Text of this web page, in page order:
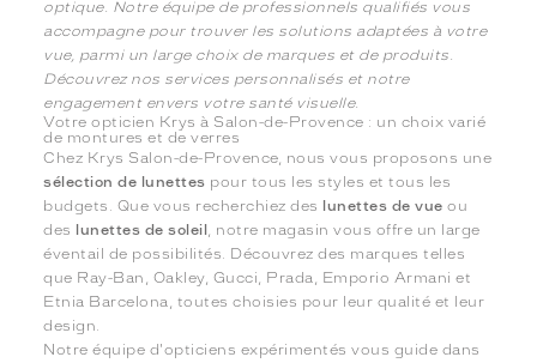
optique. Notre équipe de professionnels qualifiés vous
accompagne pour trouver les solutions adaptées à votre
vue, parmi un large choix de marques et de produits.
Découvrez nos services personnalisés et notre
engagement envers votre santé visuelle.
Votre opticien Krys à Salon-de-Provence : un choix varié
de montures et de verres
Chez Krys Salon-de-Provence, nous vous proposons une
sélection de lunettes pour tous les styles et tous les
budgets. Que vous recherchiez des lunettes de vue ou
des lunettes de soleil , notre magasin vous offre un large
éventail de possibilités. Découvrez des marques telles
que Ray-Ban, Oakley, Gucci, Prada, Emporio Armani et
Etnia Barcelona, toutes choisies pour leur qualité et leur
design.
Notre équipe d'opticiens expérimentés vous guide dans